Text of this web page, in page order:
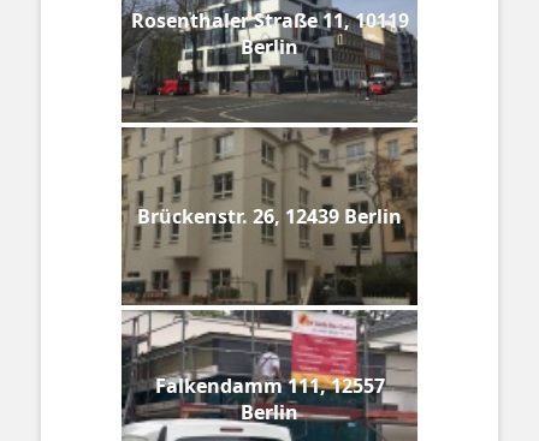
Rosenthaler Straße 11, 10119
Berlin
Brückenstr. 26, 12439 Berlin
Falkendamm 111, 12557
Berlin